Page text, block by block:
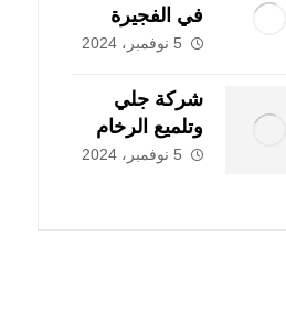
في الفجيرة
|0507978175|
5 نوفمبر، 2024
شركة جلي
وتلميع الرخام
فى دبي
5 نوفمبر، 2024